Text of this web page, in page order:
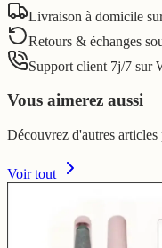
Livraison à domicile
Retours & échanges
Support client 7j/7 sur
Vous aimerez aussi
Découvrez d'autres
Voir tout